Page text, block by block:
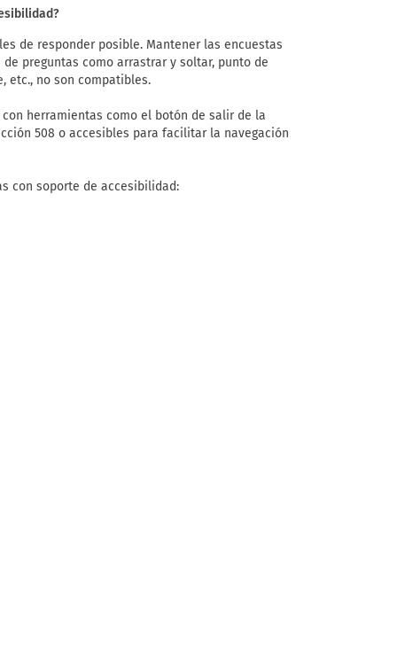
de responder posible. Mantener las encuestas
preguntas como arrastrar y soltar, punto de
etc., no son compatibles.
herramientas como el botón de salir de la
508 o accesibles para facilitar la navegación
con soporte de accesibilidad: